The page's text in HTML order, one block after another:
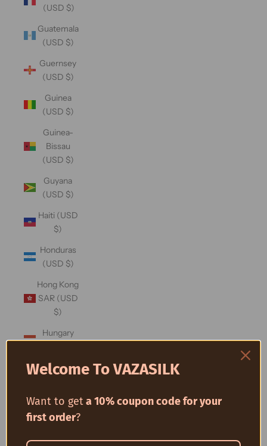
(USD $)
Guatemala
(USD $)
Guernsey
(USD $)
Guinea
(USD $)
Guinea-
Bissau
(USD $)
Guyana
(USD $)
Haiti (USD
$)
Honduras
(USD $)
Hong Kong
SAR (USD
$)
Hungary
Iceland
India (USD
$)
Welcome To VAZASILK
Want to geta 10% coupon code for your
first order?